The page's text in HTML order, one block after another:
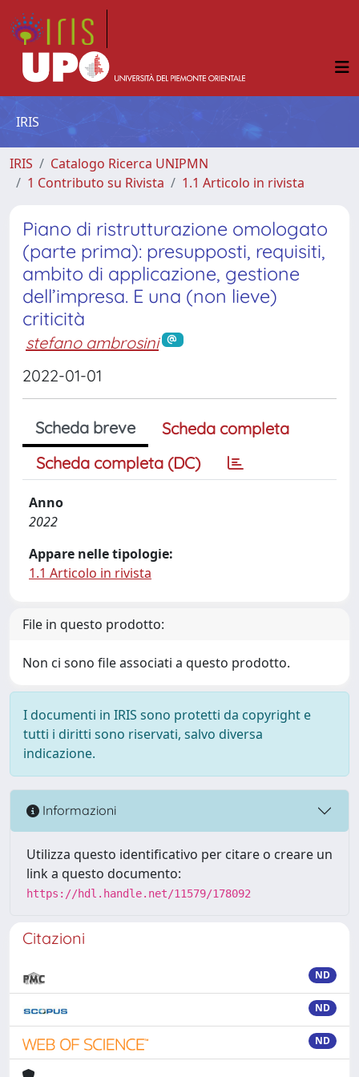
IRIS
IRIS
Catalogo Ricerca UNIPMN
1 Contributo su Rivista
1.1 Articolo in rivista
Piano di ristrutturazione omologato
(parte prima): presupposti, requisiti,
ambito di applicazione, gestione
dell’impresa. E una (non lieve)
criticità
stefano ambrosini
2022-01-01
Scheda breve
Scheda completa
Scheda completa (DC)
Anno
2022
Appare nelle tipologie:
1.1 Articolo in rivista
File in questo prodotto:
Non ci sono file associati a questo prodotto.
I documenti in IRIS sono protetti da copyright e
tutti i diritti sono riservati, salvo diversa
indicazione.
Informazioni
Utilizza questo identificativo per citare o creare un
link a questo documento:
https://hdl.handle.net/11579/178092
Citazioni
ND
ND
ND